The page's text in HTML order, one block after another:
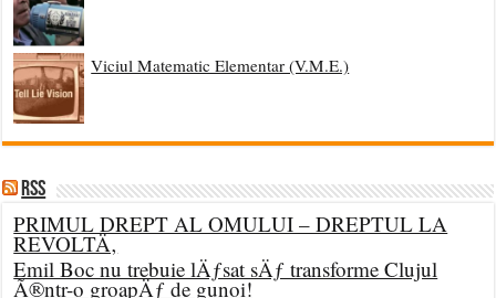
Viciul Matematic Elementar (V.M.E.)
RSS
PRIMUL DREPT AL OMULUI – DREPTUL LA
REVOLTÄ‚
Emil Boc nu trebuie lÄƒsat sÄƒ transforme Clujul
Ã®ntr-o groapÄƒ de gunoi!